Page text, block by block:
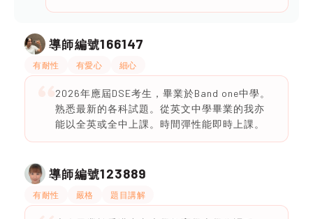
導師編號166147
有耐性 有愛心 細心
2026年應屆DSE考生，畢業於Band one中學。
熟悉最新的各科試題。從英文中學畢業的我亦
能以全英或全中上課。時間彈性能即時上課。
導師編號123889
有耐性 嚴格 題目講解